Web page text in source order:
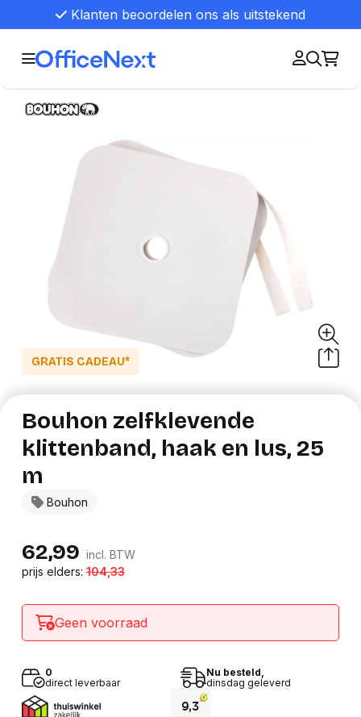
Klanten beoordelen ons als uitstekend
GRATIS CADEAU*
Bouhon
Bouhon zelfklevende
klittenband, haak en lus, 25
m
62,99 incl. BTW
prijs elders:104,33
Geen voorraad
0
direct leverbaar
Nu besteld,
dinsdag geleverd